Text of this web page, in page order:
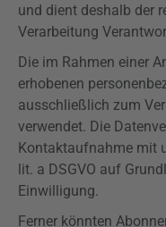
und dient deshalb der
Verarbeitung
Die im Rahmen einer
erhobenen
ausschließlich zum
verwendet. Die
Kontaktaufnahme mit
lit. a DSGVO auf
Einwilligung.
Ferner könnten